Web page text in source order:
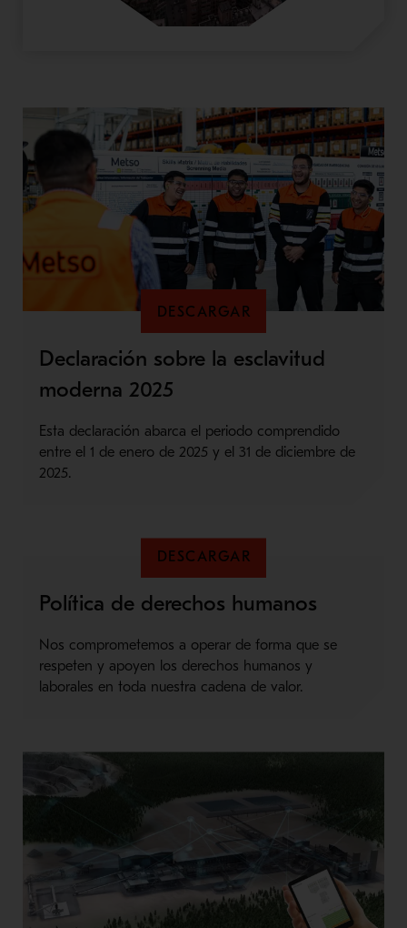
DESCARGAR
Declaración sobre la esclavitud
moderna 2025
Esta declaración abarca el periodo comprendido
entre el 1 de enero de 2025 y el 31 de diciembre de
2025.
DESCARGAR
Política de derechos humanos
Nos comprometemos a operar de forma que se
respeten y apoyen los derechos humanos y
laborales en toda nuestra cadena de valor.